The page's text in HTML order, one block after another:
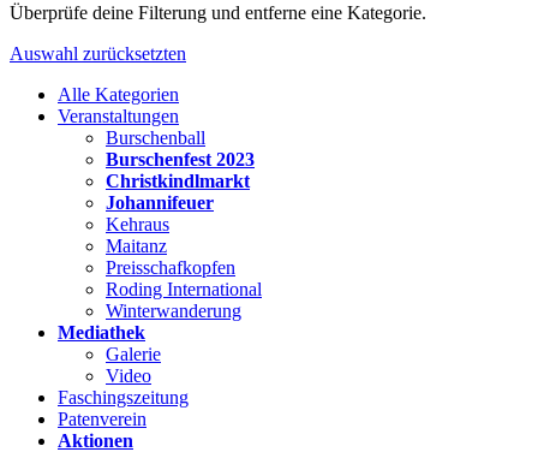
Überprüfe deine Filterung und entferne eine Kategorie.
Auswahl zurücksetzten
Alle Kategorien
Veranstaltungen
Burschenball
Burschenfest 2023
Christkindlmarkt
Johannifeuer
Kehraus
Maitanz
Preisschafkopfen
Roding International
Winterwanderung
Mediathek
Galerie
Video
Faschingszeitung
Patenverein
Aktionen